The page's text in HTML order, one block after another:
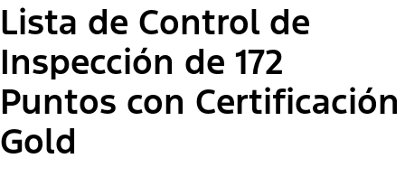
Lista de Control de
Inspección de 172
Puntos con Certificación
Gold